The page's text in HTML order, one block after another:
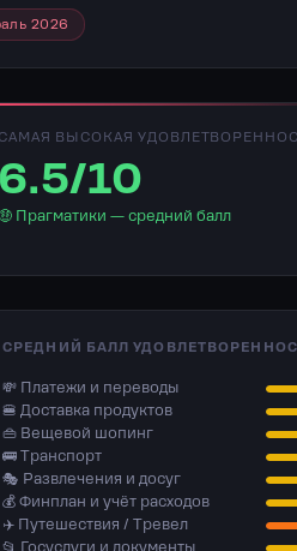
2026
САМАЯ ВЫСОКАЯ
6.5/10
Прагматики — средний балл
СРЕДНИЙ БАЛЛ
💸 Платежи и переводы
🍔 Доставка продуктов
👜 Вещевой шопинг
🚌 Транспорт
🎭 Развлечения и досуг
💰 Финплан и учёт расходов
✈️ Путешествия / Тревел
📂 Госуслуги и документы